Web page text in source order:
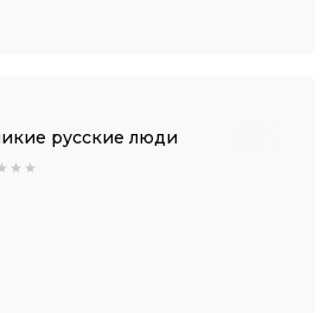
русские люди